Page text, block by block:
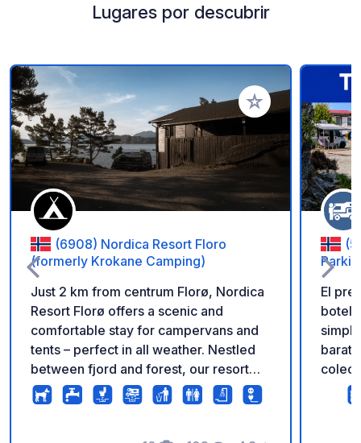
Lugares por descubrir
Añadir a tus
(6908) Nordica Resort Floro
(formerly Krokane Camping)
Just 2 km from centrum Florø, Nordica
Resort Florø offers a scenic and
comfortable stay for campervans and
tents – perfect in all weather. Nestled
between fjord and forest, our resort
blends nature with fun and relaxation.
✅ Large campervan and tent pitches
El